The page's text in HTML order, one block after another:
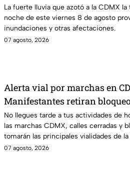
de agosto
La fuerte lluvia que azotó a la CDMX la
noche de este viernes 8 de agosto
inundaciones y otras afectaciones.
07 agosto, 2026
Alerta vial por marchas en
Manifestantes retiran
Canela y Eje 3 Sur, colonia
México
No llegues tarde a tus actividades de
las marchas CDMX, calles cerradas y
tomarán las principales vialidades de
07 agosto, 2026